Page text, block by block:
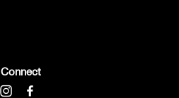
Connect